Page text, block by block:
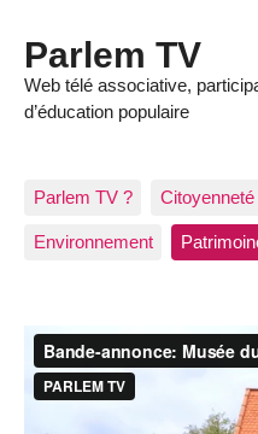
Parlem TV
Web télé associative,
d’éducation populaire
Parlem TV ? Citoyenneté
Environnement